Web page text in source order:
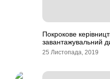
Покрокове
завантажувальний
25 Листопада, 2019